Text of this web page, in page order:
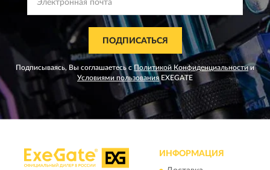
ПОДПИСАТЬСЯ
Подписываясь, Вы соглашаетесь сПолитикой Конфиденциальности и
Условиями пользованияEXEGATE
ИНФОРМАЦИЯ